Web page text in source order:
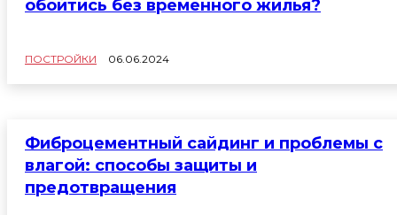
обойтись без временного жилья?
ПОСТРОЙКИ 06.06.2024
Фиброцементный сайдинг и проблемы с
влагой: способы защиты и
предотвращения